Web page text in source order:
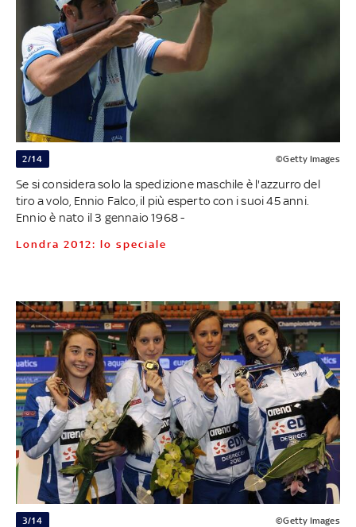
2/14 ©Getty Images
Se si considera solo la spedizione maschile è l'azzurro del
tiro a volo, Ennio Falco, il più esperto con i suoi 45 anni.
Ennio è nato il 3 gennaio 1968 -
Londra 2012: lo speciale
3/14 ©Getty Images